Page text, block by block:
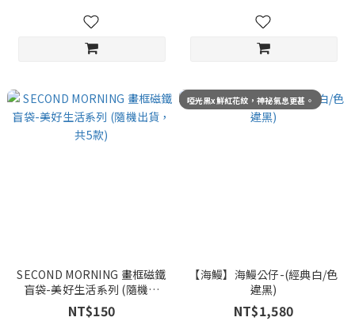
SECOND MORNING 畫框磁鐵
盲袋-美好生活系列 (隨機出
貨，共5款)
NT$150
啞光黑x鮮紅花紋，神祕氣息更甚。
【海鰻】海鰻公仔-(經典白/色
違黑)
NT$1,580